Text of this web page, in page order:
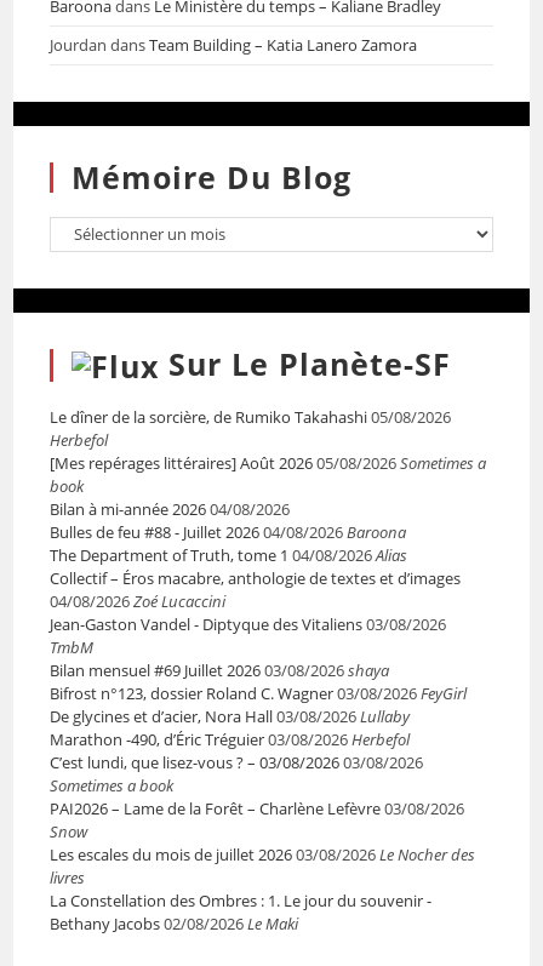
Baroonadans Le Ministère du temps – Kaliane Bradley
Jourdan dansTeam Building – Katia Lanero Zamora
Mémoire Du Blog
Sur Le Planète-SF
Le dîner de la sorcière, de Rumiko Takahashi05/08/2026
Herbefol
[Mes repérages littéraires] Août 202605/08/2026Sometimes a
book
Bilan à mi-année 202604/08/2026
Bulles de feu #88 - Juillet 202604/08/2026Baroona
The Department of Truth, tome 1 04/08/2026Alias
Collectif – Éros macabre, anthologie de textes et d’images
04/08/2026Zoé Lucaccini
Jean-Gaston Vandel - Diptyque des Vitaliens03/08/2026
TmbM
Bilan mensuel #69 Juillet 202603/08/2026shaya
Bifrost n°123, dossier Roland C. Wagner03/08/2026FeyGirl
De glycines et d’acier, Nora Hall03/08/2026Lullaby
Marathon -490, d’Éric Tréguier03/08/2026Herbefol
C’est lundi, que lisez-vous ? – 03/08/202603/08/2026
Sometimes a book
PAI2026 – Lame de la Forêt – Charlène Lefèvre03/08/2026
Snow
Les escales du mois de juillet 202603/08/2026Le Nocher des
livres
La Constellation des Ombres : 1. Le jour du souvenir -
Bethany Jacobs02/08/2026Le Maki